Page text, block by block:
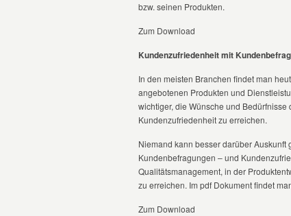
bzw. seinen Produkten.
Zum Download
Kundenzufriedenheit mit
In den meisten Branchen findet man
angebotenen Produkten und
wichtiger, die Wünsche und
Kundenzufriedenheit zu erreichen.
Niemand kann besser darüber
Kundenbefragungen – und
Qualitätsmanagement, in der
zu erreichen. Im pdf Dokument findet
Zum Download